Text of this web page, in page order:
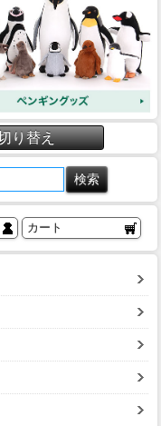
り替え
カート